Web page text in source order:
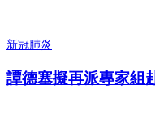
新冠肺炎
譚德塞擬再派專家組